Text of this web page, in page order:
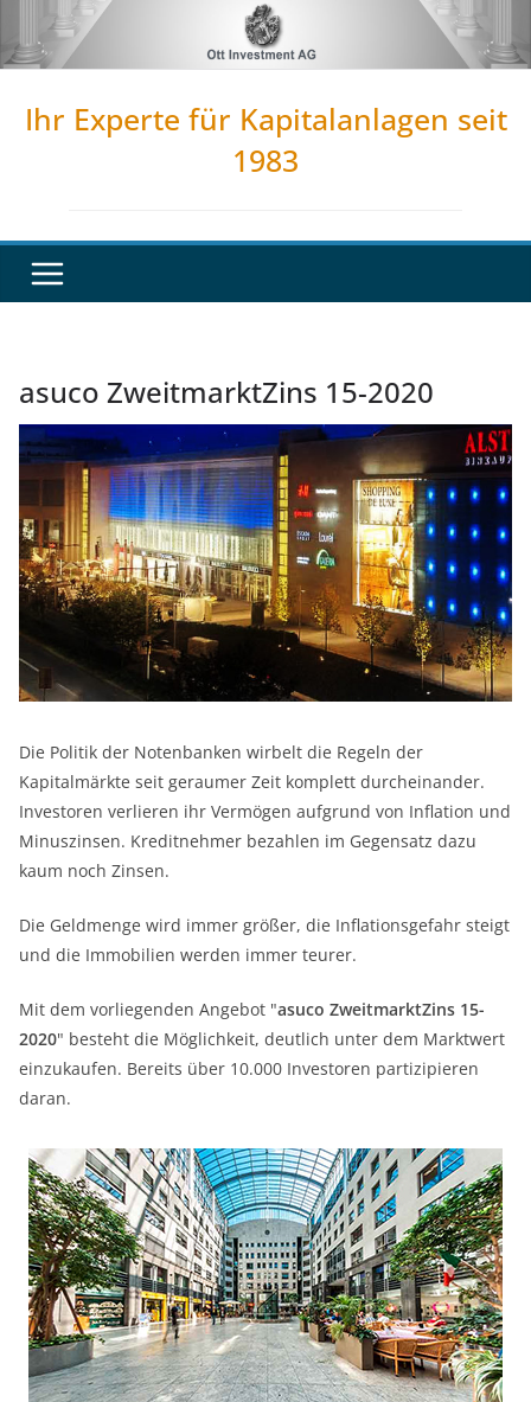
Inhalt
Ihr Experte für Kapitalanlagen seit
1983
asuco ZweitmarktZins 15-2020
Die Politik der Notenbanken wirbelt die Regeln der
Kapitalmärkte seit geraumer Zeit komplett durcheinander.
Investoren verlieren ihr Vermögen aufgrund von Inflation und
Minuszinsen. Kreditnehmer bezahlen im Gegensatz dazu
kaum noch Zinsen.
Die Geldmenge wird immer größer, die Inflationsgefahr steigt
und die Immobilien werden immer teurer.
Mit dem vorliegenden Angebot "asuco ZweitmarktZins 15-
2020" besteht die Möglichkeit, deutlich unter dem Marktwert
einzukaufen. Bereits über 10.000 Investoren partizipieren
daran.